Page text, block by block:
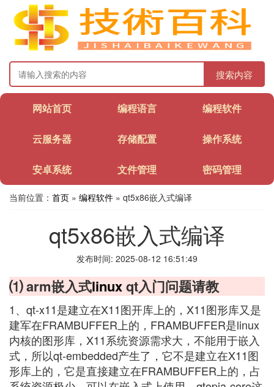
搜索内容
网站首页 编程语言 编程软件
云服务器 存储配置 操作系统
安卓系统 文件管理 密码管理
当前位置： 首页 » 编程软件 » qt5x86嵌入式编译
qt5x86嵌入式编译
发布时间: 2025-08-12 16:51:49
⑴ arm嵌入式linuxqt入门问题请教
1、qt-x11是建立在X11图开库上的，X11图形库又是
建军在FRAMBUFFER上的，FRAMBUFFER是linux
内核的图形库，X11系统资源需求大，不能用于嵌入
式，所以qt-embedded产生了，它不是建立在X11图
形库上的，它是直接建立在FRAMBUFFER上的，占